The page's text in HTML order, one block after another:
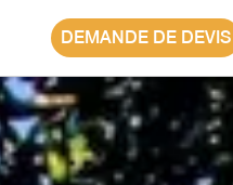
DEMANDE DE DEVIS
AFRIQUE DU SUD